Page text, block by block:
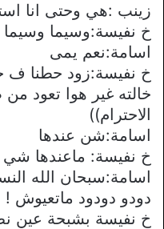
زينب :هي وحتى انا
خ نفيسة:وسيما وسيما
اسامة:نعم يمى
خ نفيسة:زود حطنا ف
خالته غير هوا تعود
اﻻحترام))
اسامة:شن عندها
خ نفيسة: ماعندها شي
اسامة:سبحان الله
دودو دودود ماتعيوش !
خ نفيسة بشبحة عين